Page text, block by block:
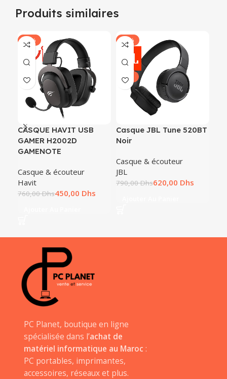
Produits similaires
-41%
CASQUE HAVIT USB
GAMER H2002D
GAMENOTE
Casque & écouteur
Havit
760,00Dhs450,00 Dhs
-22%
NEUF
Casque JBL Tune 520BT
Noir
Casque & écouteur
JBL
790,00Dhs620,00 Dhs
PC Planet, boutique en ligne
spécialisée dans l’achat de
matériel informatique au Maroc :
PC portables, imprimantes,
accessoires, réseaux et plus.